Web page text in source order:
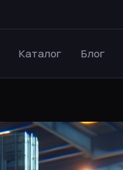
Каталог Блог